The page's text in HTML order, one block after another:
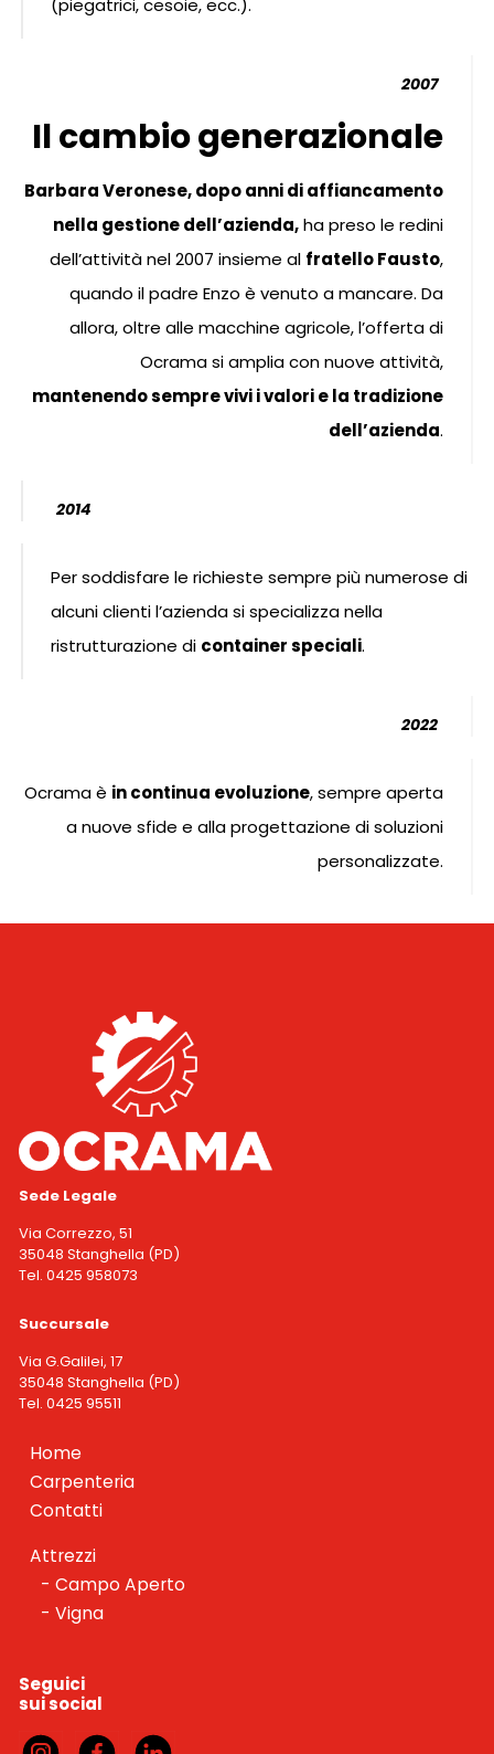
(piegatrici, cesoie, ecc.).
2007
Il cambio generazionale
Barbara Veronese, dopo anni di affiancamento
nella gestione dell’azienda,ha preso le redini
dell’attività nel 2007 insieme al fratello Fausto,
quando il padre Enzo è venuto a mancare. Da
allora, oltre alle macchine agricole, l’offerta di
Ocrama si amplia con nuove attività,
mantenendo sempre vivi i valori e la tradizione
dell’azienda.
2014
Per soddisfare le richieste sempre più numerose di
alcuni clienti l’azienda si specializza nella
ristrutturazione di container speciali.
2022
Ocrama è in continua evoluzione, sempre aperta
a nuove sfide e alla progettazione di soluzioni
personalizzate.
Sede Legale
Via Correzzo, 51
35048 Stanghella (PD)
Tel. 0425 958073
Succursale
Via G.Galilei, 17
35048 Stanghella (PD)
Tel. 0425 95511
Home
Carpenteria
Contatti
Attrezzi
Campo Aperto
Vigna
Seguici
sui social